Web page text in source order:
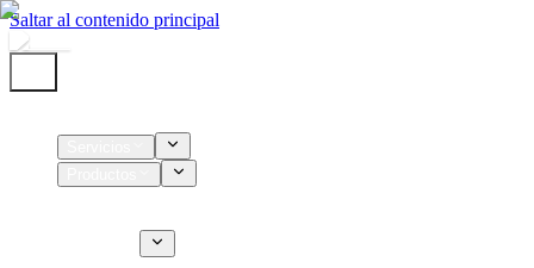
Saltar al contenido principal